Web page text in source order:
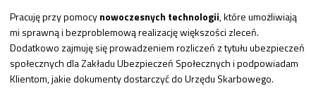
Pracuję przy pomocynowoczesnych technologii, które umożliwiają
mi sprawną i bezproblemową realizację większości zleceń.
Dodatkowo zajmuję się prowadzeniem rozliczeń z tytułu ubezpieczeń
społecznych dla Zakładu Ubezpieczeń Społecznych i podpowiadam
Klientom, jakie dokumenty dostarczyć do Urzędu Skarbowego.